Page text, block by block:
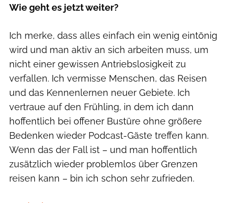
Wie geht es jetzt weiter?
Ich merke, dass alles einfach ein wenig eintönig
wird und man aktiv an sich arbeiten muss, um
nicht einer gewissen Antriebslosigkeit zu
verfallen. Ich vermisse Menschen, das Reisen
und das Kennenlernen neuer Gebiete. Ich
vertraue auf den Frühling, in dem ich dann
hoffentlich bei offener Bustüre ohne größere
Bedenken wieder Podcast-Gäste treffen kann.
Wenn das der Fall ist – und man hoffentlich
zusätzlich wieder problemlos über Grenzen
reisen kann – bin ich schon sehr zufrieden.